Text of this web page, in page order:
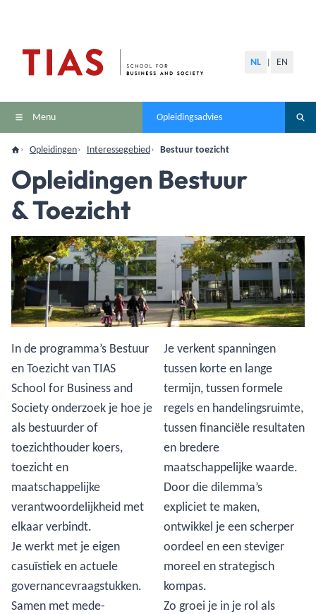
NL EN
Menu Opleidingsadvies
Opleidingen Interessegebied Bestuur toezicht
Opleidingen Bestuur
& Toezicht
In de programma’s Bestuur
en Toezicht van TIAS
School for Business and
Society onderzoek je hoe je
als bestuurder of
toezichthouder koers,
toezicht en
maatschappelijke
verantwoordelijkheid met
elkaar verbindt.
Je werkt met je eigen
casuïstiek en actuele
governancevraagstukken.
Samen met mede-
Je verkent spanningen
tussen korte en lange
termijn, tussen formele
regels en handelingsruimte,
tussen financiële resultaten
en bredere
maatschappelijke waarde.
Door die dilemma’s
expliciet te maken,
ontwikkel je een scherper
oordeel en een steviger
moreel en strategisch
kompas.
Zo groei je in je rol als